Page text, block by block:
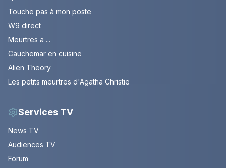
Touche pas à mon poste
W9 direct
Meurtres a ...
Cauchemar en cuisine
Alien Theory
Les petits meurtres d'Agatha Christie
Services TV
News TV
Audiences TV
Forum